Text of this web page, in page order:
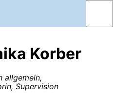
Korber
allgemein,
Supervision